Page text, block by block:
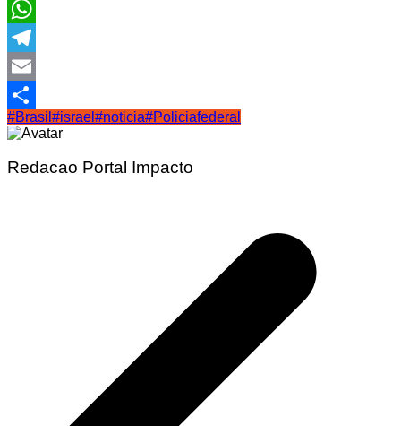
Facebook
WhatsApp
Telegram
Email
Share
#Brasil #israel #noticia#Policiafederal
Redacao Portal Impacto